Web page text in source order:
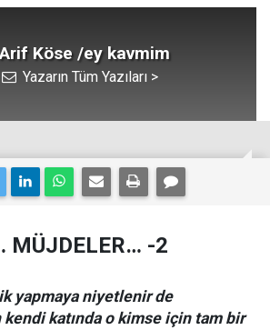
Arif Köse /ey kavmim
Yazarın Tüm Yazıları >
MÜJDELER… -2
yapmaya niyetlenir de
kendi katında o kimse için tam bir